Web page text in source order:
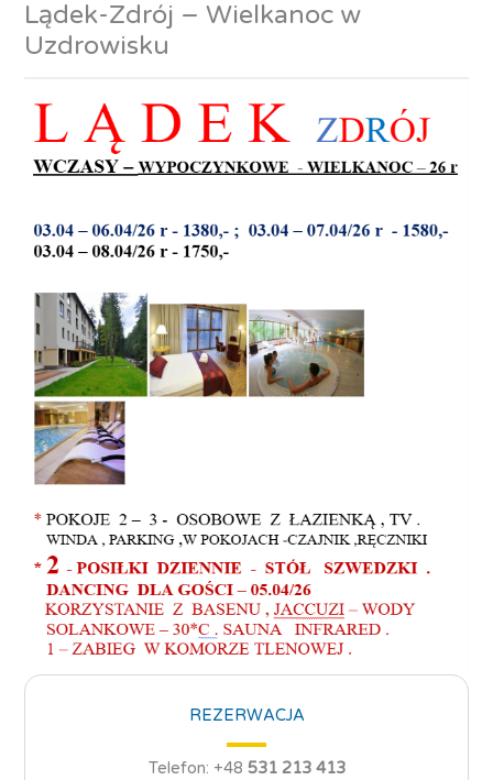
Lądek-Zdrój – Wielkanoc w
Uzdrowisku
REZERWACJA
Telefon: +48 531 213 413